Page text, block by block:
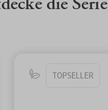
TOPSELLER